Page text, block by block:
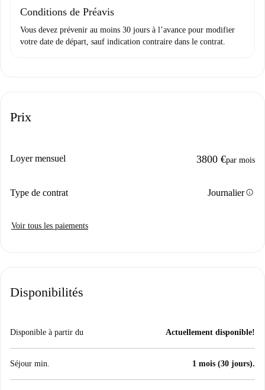
Conditions de Préavis
Vous devez prévenir au moins 30 jours à l’avance pour modifier
votre date de départ, sauf indication contraire dans le contrat.
Prix
Loyer mensuel 3800 €par mois
Type de contrat Journalierinfo
Voir tous les paiements
Disponibilités
Disponible à partir du Actuellement disponible!
Séjour min. 1 mois (30 jours).